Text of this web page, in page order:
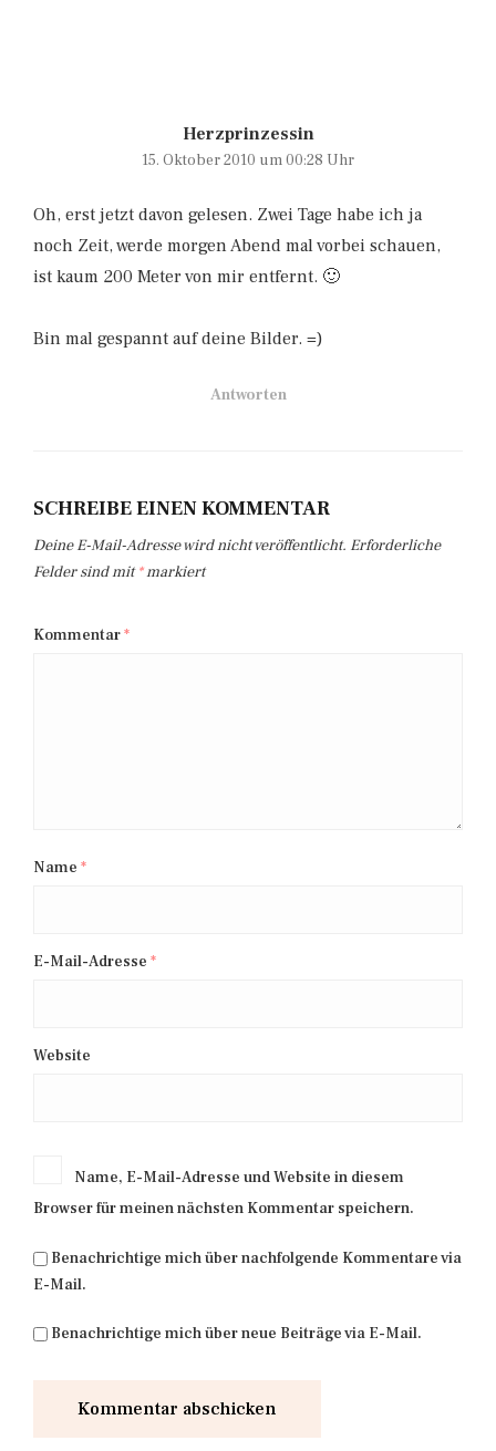
Herzprinzessin
15. Oktober 2010 um 00:28 Uhr
Oh, erst jetzt davon gelesen. Zwei Tage habe ich ja
noch Zeit, werde morgen Abend mal vorbei schauen,
ist kaum 200 Meter von mir entfernt. 🙂
Bin mal gespannt auf deine Bilder. =)
Antworten
SCHREIBE EINEN KOMMENTAR
Deine E-Mail-Adresse wird nicht veröffentlicht. Erforderliche
Felder sind mit*markiert
Kommentar*
Name *
E-Mail-Adresse *
Website
Name, E-Mail-Adresse und Website in diesem
Browser für meinen nächsten Kommentar speichern.
Benachrichtige mich über nachfolgende Kommentare via
E-Mail.
Benachrichtige mich über neue Beiträge via E-Mail.